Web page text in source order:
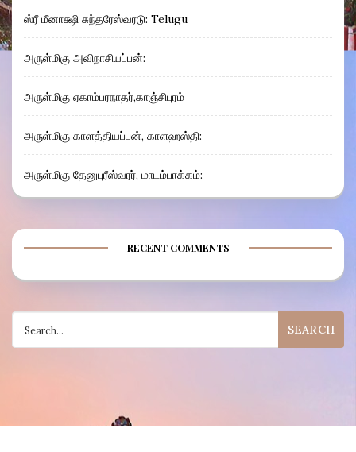
ஸ்ரீ மீனாக்ஷி சுந்தரேஸ்வரடு: Telugu
அருள்மிகு அவிநாசியப்பன்:
அருள்மிகு ஏகாம்பரநாதர்,காஞ்சிபுரம்
அருள்மிகு காளத்தியப்பன், காளஹஸ்தி:
அருள்மிகு தேனுபுரீஸ்வரர், மாடம்பாக்கம்:
RECENT COMMENTS
for: